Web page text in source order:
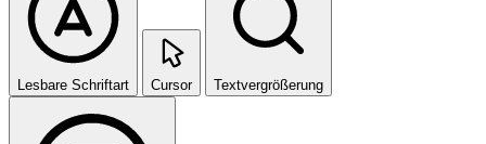
Lesbare Schriftart Cursor Textvergrößerung